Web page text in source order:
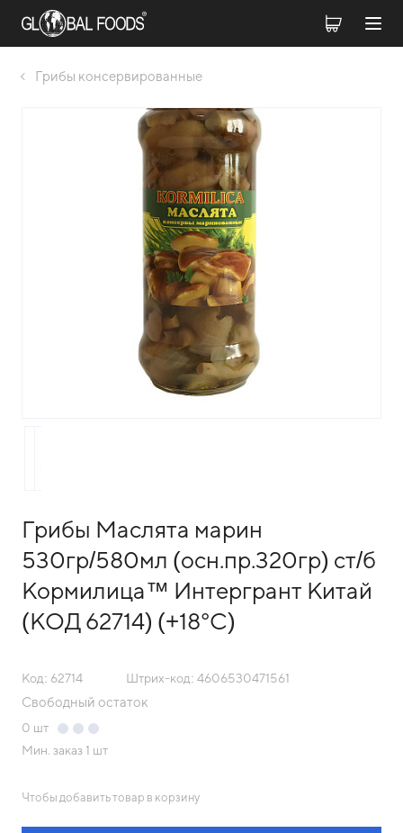
Грибы консервированные
Грибы Маслята марин
530гр/580мл (осн.пр.320гр) ст/б
Кормилица™ Интергрант Китай
(КОД 62714) (+18°С)
Код: 62714 Штрих-код: 4606530471561
Свободный остаток
0 шт
Мин. заказ 1 шт
Чтобы добавить товар в корзину